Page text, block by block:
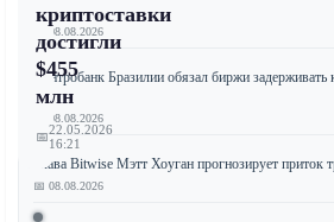
криптоставки
достигли
$455
млн
📅22.05.2026
16:21
...
📅 08.08.2026
Центробанк Бразилии обязал биржи
з...
📅 08.08.2026
Глава Bitwise Мэтт Хоуган прогнозирует приток
📅 08.08.2026